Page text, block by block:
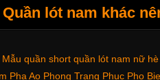
Quần lót nam khác
Mẫu quần short quần lót nam nữ